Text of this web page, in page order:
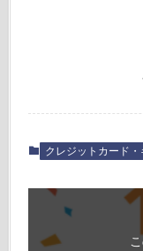
クレジットカード